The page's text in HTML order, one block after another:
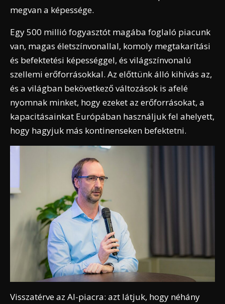
megvan a képessége.
Egy 500 millió fogyasztót magába foglaló piacunk
van, magas életszínvonallal, komoly megtakarítási
és befektetési képességgel, és világszínvonalú
szellemi erőforrásokkal. Az előttünk álló kihívás az,
és a világban bekövetkező változások is afelé
nyomnak minket, hogy ezeket az erőforrásokat, a
kapacitásainkat Európában használjuk fel ahelyett,
hogy hagyjuk más kontinenseken befektetni.
Visszatérve az AI-piacra: azt látjuk, hogy néhány